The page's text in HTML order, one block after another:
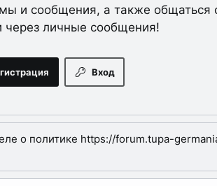
и сообщения, а также общаться
через личные сообщения!
Вход
о политике https://forum.tupa-